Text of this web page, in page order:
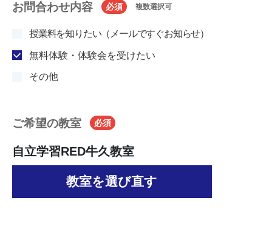
お問合わせ内容 必須 複数選択可
授業料を知りたい（メールですぐお知らせ）
無料体験・体験会を受けたい
その他
ご希望の教室 必須
自立学習RED牛久教室
教室を選び直す